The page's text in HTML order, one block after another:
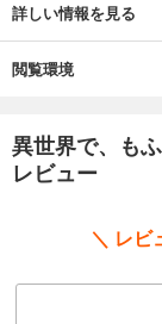
詳しい情報を見る
閲覧環境
異世界で、も
レビュー
＼ レビ